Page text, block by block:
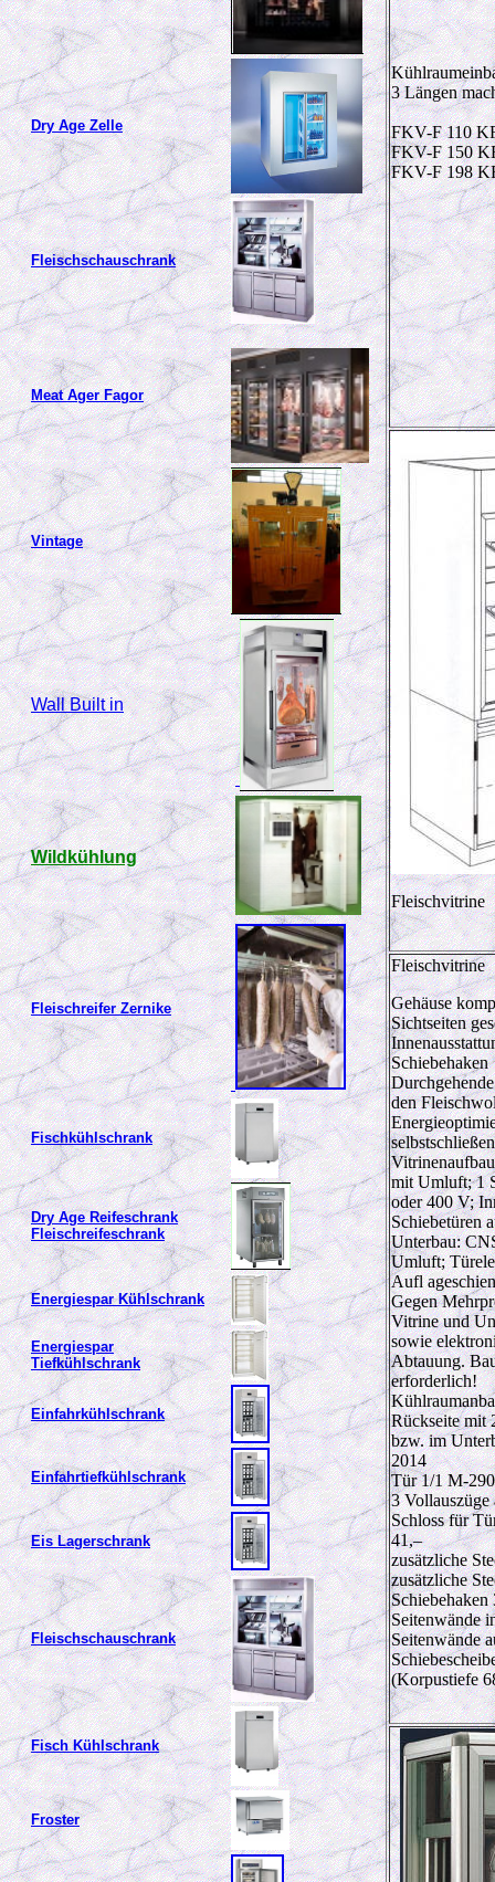
Dry Age Zelle
Fleischschauschrank
Meat Ager Fagor
Vintage
Wall Built in
Wildkühlung
Fleischreifer Zernike
Fischkühlschrank
Dry Age Reifeschrank
Fleischreifeschrank
Energiespar Kühlschrank
Energiespar
Tiefkühlschrank
Einfahrkühlschrank
Einfahrtiefkühlschrank
Eis Lagerschrank
Fleischschauschrank
Fisch Kühlschrank
Froster
3 Längen
FKV-F 110
FKV-F 150
FKV-F 198
Fleischvitrine
Fleischvitrine
Gehäuse
Sichtseiten
Schiebehaken
den
mit Umluft; 1
oder 400 V;
Schiebetüren
Unterbau:
Umluft;
Aufl
Gegen
Vitrine und
sowie
Abtauung.
erforderlich!
Rückseite mit
bzw. im
2014 2
Tür 1/1 M-
3
Schloss für
41,–
zusätzliche
zusätzliche
Seitenwände
Seitenwände
(Korpustiefe